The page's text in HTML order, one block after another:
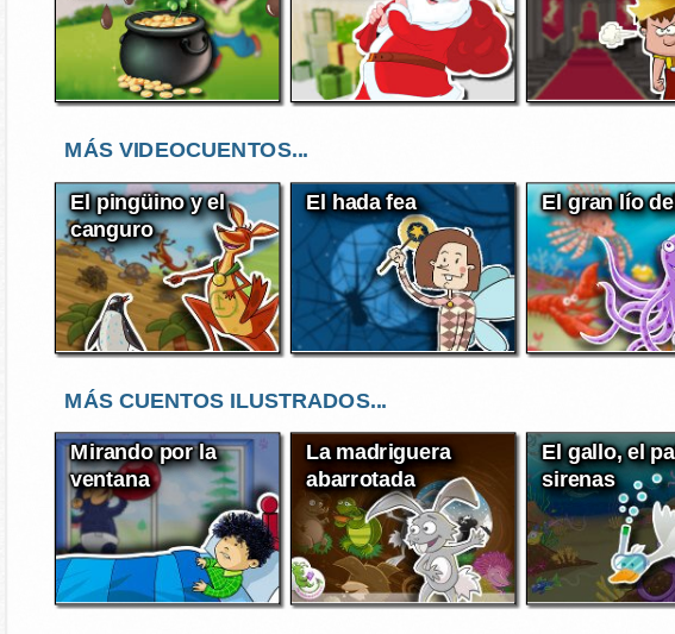
MÁS VIDEOCUENTOS...
El pingüino y el
canguro
El hada fea El gran lío
MÁS CUENTOS ILUSTRADOS...
Mirando por la
ventana
La madriguera
abarrotada
El gallo, el
sirenas